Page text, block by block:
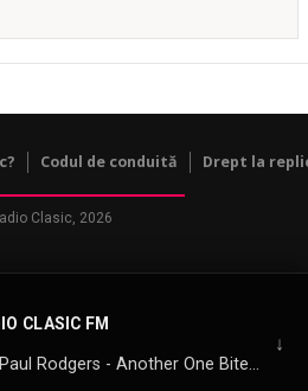
CLASIC FM
Queen + Paul Rodgers - Another One Bites the Dust
↓
Codul de conduită Drept la
Clasic, 2026